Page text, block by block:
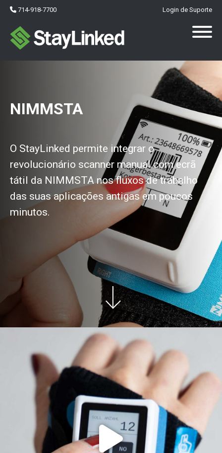
714-918-7700 Login de Suporte
NIMMSTA
O StayLinked permite integrar o
revolucionário scanner manual com ecrã
tátil da NIMMSTA nos fluxos de trabalho
das suas aplicações antigas em poucos
minutos.